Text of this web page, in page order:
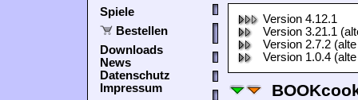
Spiele
Bestellen
Downloads
News
Datenschutz
Impressum
Version 4.12.1
Version 3.21.1
Version 2.7.2
Version 1.0.4